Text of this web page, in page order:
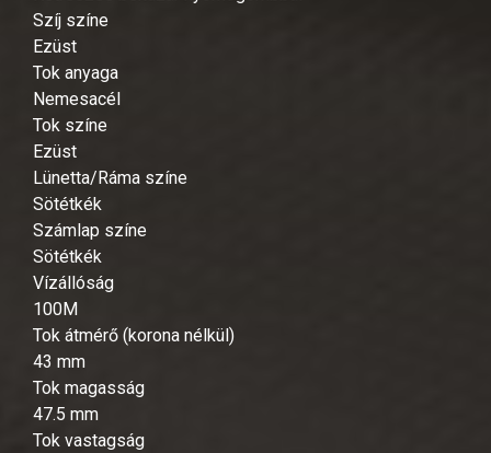
Szíj színe
Ezüst
Tok anyaga
Nemesacél
Tok színe
Ezüst
Lünetta/Ráma színe
Sötétkék
Számlap színe
Sötétkék
Vízállóság
100M
Tok átmérő (korona nélkül)
43 mm
Tok magasság
47.5 mm
Tok vastagság